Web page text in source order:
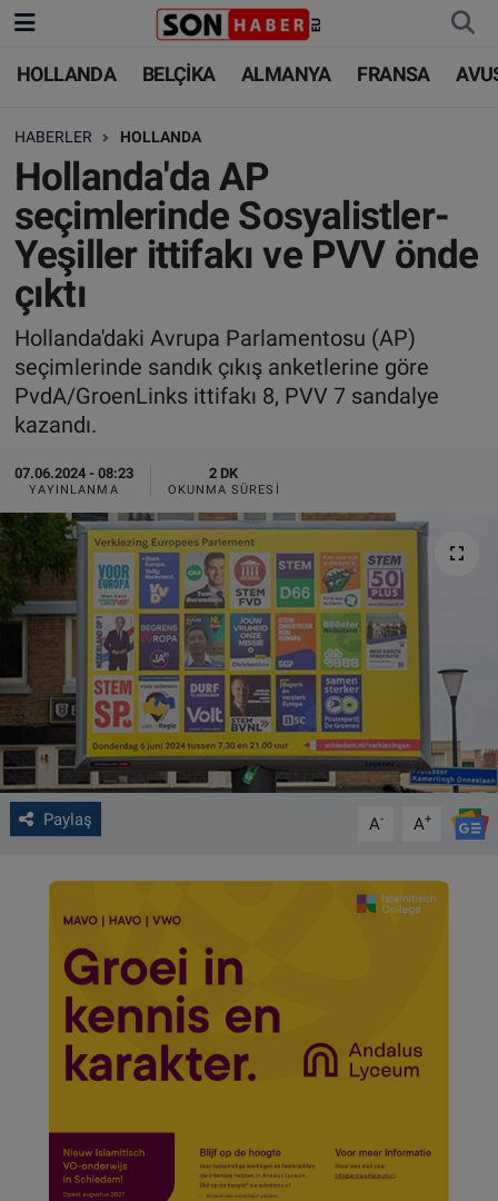
HOLLANDA BELÇİKA ALMANYA FRANSA
HABERLER HOLLANDA
Hollanda'da AP
seçimlerinde Sosyalistler-
Yeşiller ittifakı ve PVV önde
çıktı
Hollanda'daki Avrupa Parlamentosu (AP)
seçimlerinde sandık çıkış anketlerine göre
PvdA/GroenLinks ittifakı 8, PVV 7 sandalye
kazandı.
07.06.2024 - 08:23
YAYINLANMA
2 DK
OKUNMA SÜRESI
Paylaş A- A+
HOLLANDA
BELÇİKA
ALMANYA
FRANSA
AVUSTURYA
SAĞLIK - YAŞAM
BİLİM-TEKNOLOJİ
HOLLANDA
BELÇİKA
ALMANYA
TÜRKİYE
DÜNYA
BİLİM-TEKNOLOJİ
SAĞLIK
FOTO GALERİ
VIDEO GALERİ
ALGEMENE VOORWAARDEN
CONTACT
Çerez Politikası
Nöbetçi Eczaneler
Hava Durumu
Trafik Durumu
Süper Lig Puan Durumu ve Fikstür
Tüm Manşetler
Son Dakika Haberleri
Haber Arşivi